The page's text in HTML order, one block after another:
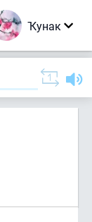
Ҡунак